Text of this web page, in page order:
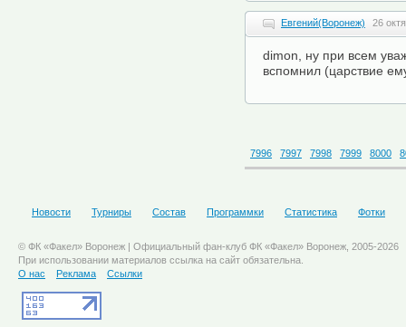
Евгений(Воронеж) 26
dimon, ну при всем
вспомнил (царствие
7996 7997 7998 7999 8000
Новости Турниры Состав Программки Статистика Фотки
© ФК «Факел» Воронеж | Официальный фан-клуб ФК «Факел» Воронеж, 2005-2026
При использовании материалов ссылка на сайт обязательна.
О нас
Реклама Ссылки